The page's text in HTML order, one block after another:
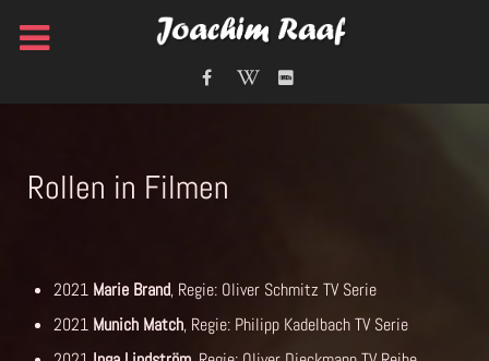
Rollen in Filmen
2021 Marie Brand, Regie: Oliver Schmitz TV Serie
2021 Munich Match, Regie: Philipp Kadelbach TV Serie